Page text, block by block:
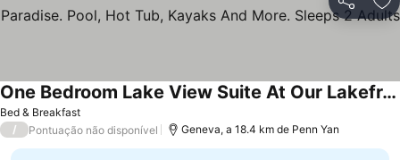
Partilhar
Bed & Breakfast
One Bedroom Lake View Suite At Our Lakefront Paradise. Pool, Hot Tub, Kayaks And More. Sleeps 2 Adults
Ver preços
/ Pontuação não disponível Geneva, a 18.4 km de Penn Yan